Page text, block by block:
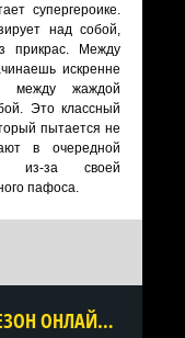
супергероике.
над собой,
прикрас. Между
искренне
между жаждой
Это классный
пытается не
в очередной
из-за своей
пафоса.
CМОТРЕТЬ ЧУДО-ЧЕЛОВЕК 1 СЕЗОН ОНЛАЙН В ХОРОШЕМ КАЧЕСТВЕ ВСЕ СЕРИИ ПОДРЯД БЕСПЛАТНО